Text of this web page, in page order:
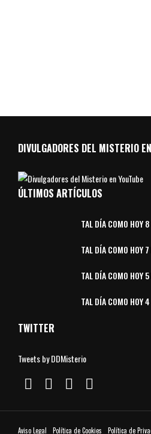
DIVULGADORES DEL MISTERIO
ÚLTIMOS ARTÍCULOS
TAL DÍA COMO HOY
TAL DÍA COMO HOY
TAL DÍA COMO HOY
TAL DÍA COMO HOY
TWITTER
Tweets by DDMisterio
Aviso Legal Política de Cookies Política de